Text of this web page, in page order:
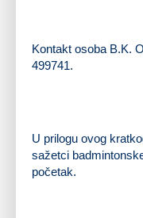
Kontakt osoba B.K.
499741.
U prilogu ovog
sažetci
početak.